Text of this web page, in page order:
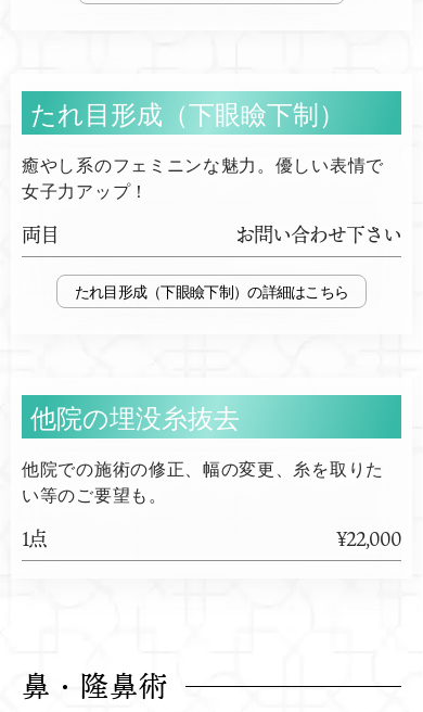
たれ目形成（下眼瞼下制）
癒やし系のフェミニンな魅力。優しい表情で
女子力アップ！
両目 お問い合わせ下さい
たれ目形成（下眼瞼下制）
他院の埋没糸抜去
他院での施術の修正、幅の変更、糸を取りた
い等のご要望も。
1点 ¥22,000
鼻・隆鼻術